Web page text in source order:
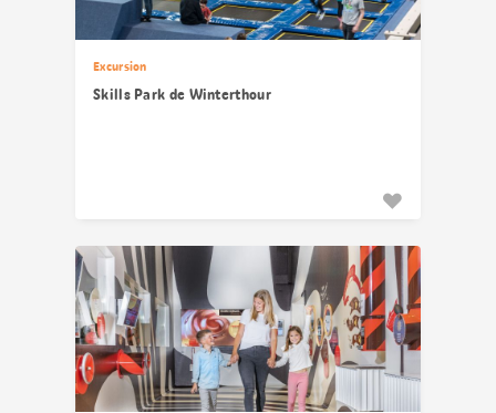
Excursion
Skills Park de Winterthour